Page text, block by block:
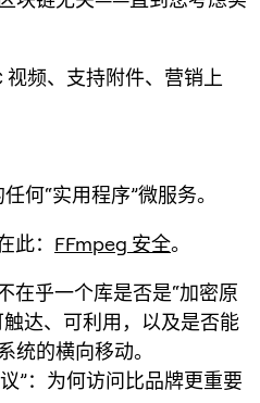
视频、支持附件、营销上
何“实用程序”微服务。
此： FFmpeg 安全。
在乎一个库是否是“加密原
达、可利用，以及是否能
统的横向移动。
”：为何访问比品牌更重要